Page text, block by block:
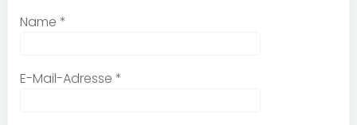
Name *
E-Mail-Adresse *